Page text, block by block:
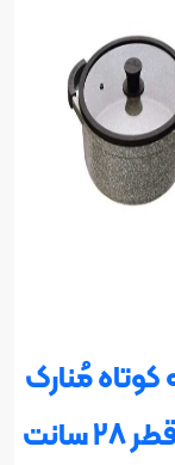
کوتاه مُنارک
پلاس قطر 28 سانت